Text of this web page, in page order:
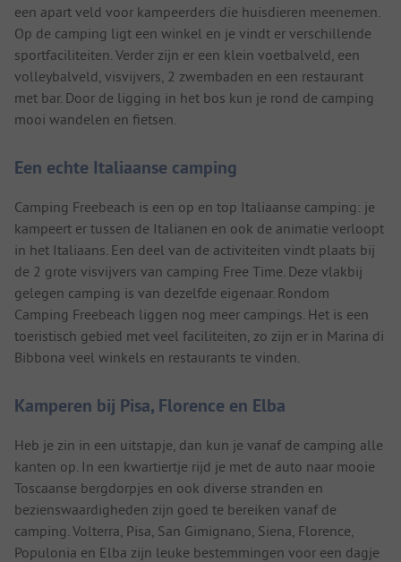
een apart veld voor kampeerders die huisdieren meenemen.
Op de camping ligt een winkel en je vindt er verschillende
sportfaciliteiten. Verder zijn er een klein voetbalveld, een
volleybalveld, visvijvers, 2 zwembaden en een restaurant
met bar. Door de ligging in het bos kun je rond de camping
mooi wandelen en fietsen.
Een echte Italiaanse camping
Camping Freebeach is een op en top Italiaanse camping: je
kampeert er tussen de Italianen en ook de animatie verloopt
in het Italiaans. Een deel van de activiteiten vindt plaats bij
de 2 grote visvijvers van camping Free Time. Deze vlakbij
gelegen camping is van dezelfde eigenaar. Rondom
Camping Freebeach liggen nog meer campings. Het is een
toeristisch gebied met veel faciliteiten, zo zijn er in Marina di
Bibbona veel winkels en restaurants te vinden.
Kamperen bij Pisa, Florence en Elba
Heb je zin in een uitstapje, dan kun je vanaf de camping alle
kanten op. In een kwartiertje rijd je met de auto naar mooie
Toscaanse bergdorpjes en ook diverse stranden en
bezienswaardigheden zijn goed te bereiken vanaf de
camping. Volterra, Pisa, San Gimignano, Siena, Florence,
Populonia en Elba zijn leuke bestemmingen voor een dagje